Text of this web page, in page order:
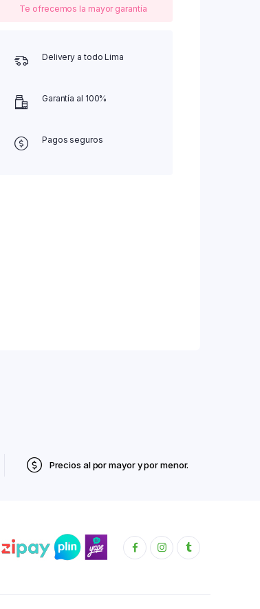
Te ofrecemos la mayor garantía
Delivery a todo Lima
Garantía al 100%
Pagos seguros
Precios al por mayor y por menor.